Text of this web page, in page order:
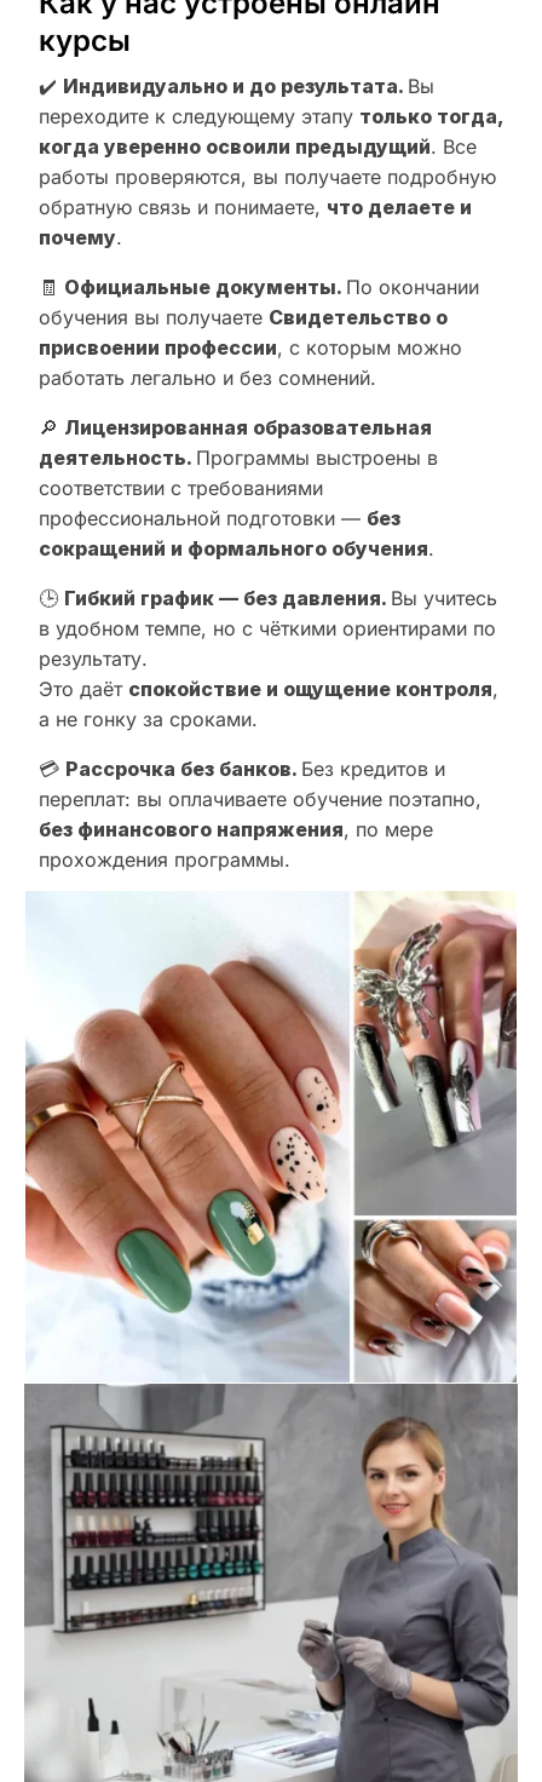
курсы
✔️ Индивидуально и до результата. Вы
переходите к следующему этапу только тогда,
когда уверенно освоили предыдущий. Все
работы проверяются, вы получаете подробную
обратную связь и понимаете, что делаете и
почему.
🧾 Официальные документы. По окончании
обучения вы получаете Свидетельство о
присвоении профессии, с которым можно
работать легально и без сомнений.
🔎 Лицензированная образовательная
деятельность. Программы выстроены в
соответствии с требованиями
профессиональной подготовки — без
сокращений и формального обучения.
🕒 Гибкий график — без давления. Вы учитесь
в удобном темпе, но с чёткими ориентирами по
результату.
Это даёт спокойствие и ощущение контроля,
а не гонку за сроками.
💳 Рассрочка без банков. Без кредитов и
переплат: вы оплачиваете обучение поэтапно,
без финансового напряжения, по мере
прохождения программы.